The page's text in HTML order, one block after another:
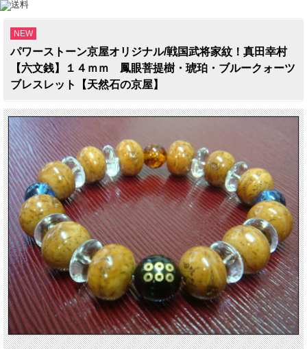
NEW
パワーストーン京屋オリジナル/戦国武将家紋！真田幸村
【六文銭】１４ｍｍ 鳳眼菩提樹・琥珀・ブルークォーツ
ブレスレット【天然石の京屋】